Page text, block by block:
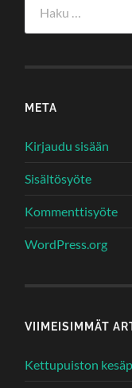
META
Kirjaudu sisään
Sisältösyöte
Kommenttisyöte
WordPress.org
VIIMEISIMMÄT
Kettupuiston